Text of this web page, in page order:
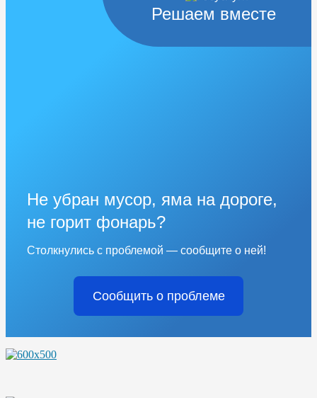
Решаем вместе
Не убран мусор, яма на дороге,
не горит фонарь?
Столкнулись с проблемой — сообщите о ней!
Сообщить о проблеме